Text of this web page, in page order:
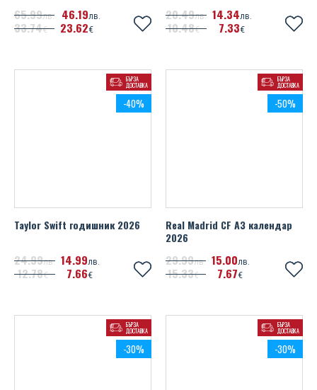
6599лв.
3374€
46 19лв.
23 62€
2049лв.
1048€
14 34лв.
7 33€
БЪРЗА
ДОСТАВКА
-40%
Taylor Swift годишник 2026
2499лв.
1278€
14 99лв.
7 66€
БЪРЗА
ДОСТАВКА
-50%
Real Madrid CF A3 календар
2026
2999лв.
1533€
15 00лв.
7 67€
БЪРЗА
ДОСТАВКА
-30%
БЪРЗА
ДОСТАВКА
-30%